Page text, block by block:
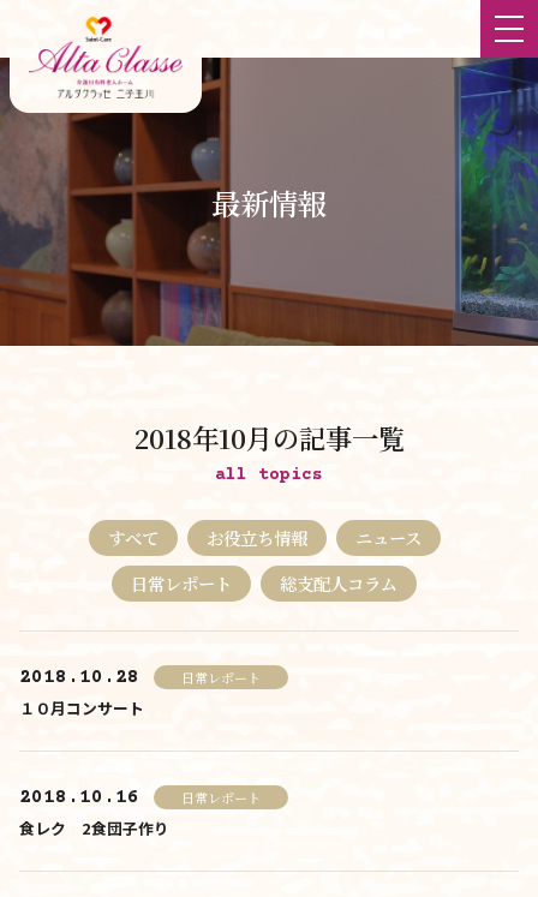
大切にしていること
チーム体制
立地
料金について
施設について
施設について
施設内・設備
最新情報
2018年10月の記事一覧
all topics
すべて お役立ち情報
ニュース
日常レポート
総支配人コラム
2018.10.28 日常レポート
１０月コンサート
2018.10.16 日常レポート
食レク 2食団子作り